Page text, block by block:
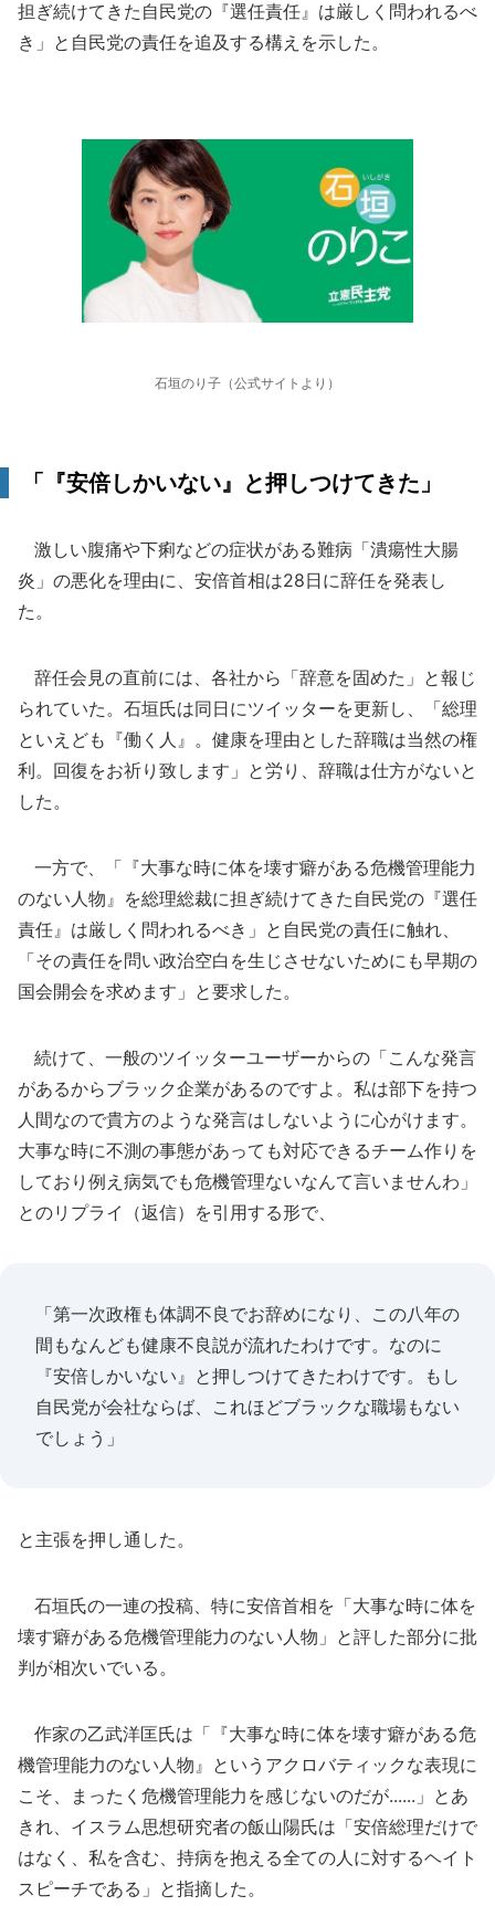
担ぎ続けてきた自民党の『選任責任』は厳しく問われるべ
き」と自民党の責任を追及する構えを示した。
石垣のり子（公式サイトより）
「『安倍しかいない』と押しつけてきた」
激しい腹痛や下痢などの症状がある難病「潰瘍性大腸
炎」の悪化を理由に、安倍首相は28日に辞任を発表し
た。
辞任会見の直前には、各社から「辞意を固めた」と報じ
られていた。石垣氏は同日にツイッターを更新し、「総理
といえども『働く人』。健康を理由とした辞職は当然の権
利。回復をお祈り致します」と労り、辞職は仕方がないと
した。
一方で、「『大事な時に体を壊す癖がある危機管理能力
のない人物』を総理総裁に担ぎ続けてきた自民党の『選任
責任』は厳しく問われるべき」と自民党の責任に触れ、
「その責任を問い政治空白を生じさせないためにも早期の
国会開会を求めます」と要求した。
続けて、一般のツイッターユーザーからの「こんな発言
があるからブラック企業があるのですよ。私は部下を持つ
人間なので貴方のような発言はしないように心がけます。
大事な時に不測の事態があっても対応できるチーム作りを
しており例え病気でも危機管理ないなんて言いませんわ」
とのリプライ（返信）を引用する形で、
「第一次政権も体調不良でお辞めになり、この八年の
間もなんども健康不良説が流れたわけです。なのに
『安倍しかいない』と押しつけてきたわけです。もし
自民党が会社ならば、これほどブラックな職場もない
でしょう」
と主張を押し通した。
石垣氏の一連の投稿、特に安倍首相を「大事な時に体を
壊す癖がある危機管理能力のない人物」と評した部分に批
判が相次いでいる。
作家の乙武洋匡氏は「『大事な時に体を壊す癖がある危
機管理能力のない人物』というアクロバティックな表現に
こそ、まったく危機管理能力を感じないのだが......」とあ
きれ、イスラム思想研究者の飯山陽氏は「安倍総理だけで
はなく、私を含む、持病を抱える全ての人に対するヘイト
スピーチである」と指摘した。